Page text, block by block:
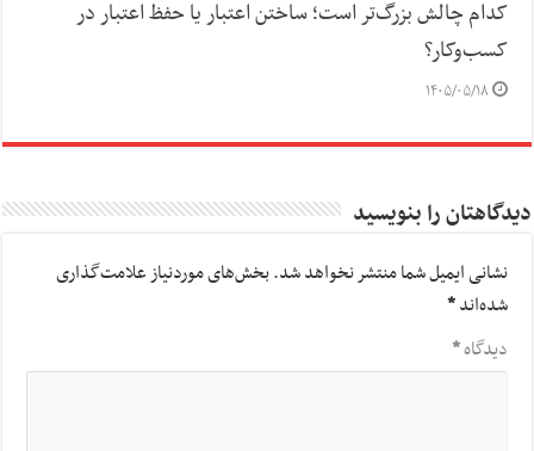
کدام چالش بزرگ‌تر است؛ ساختن اعتبار یا حفظ اعتبار در
کسب‌وکار؟
۱۴۰۵/۰۵/۱۸
دیدگاهتان را بنویسید
نشانی ایمیل شما منتشر نخواهد شد.بخش‌های موردنیاز علامت‌گذاری
شده‌اند*
دیدگاه*